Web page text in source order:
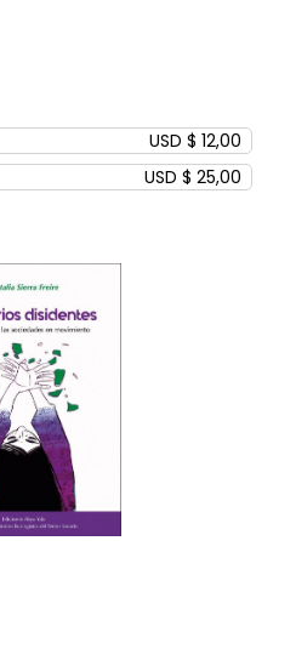
USD $ 12,00
USD $ 25,00